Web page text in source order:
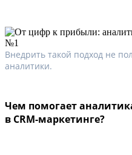
Внедрить такой подход не
аналитики.
Чем помогает
в CRM-маркетинге?